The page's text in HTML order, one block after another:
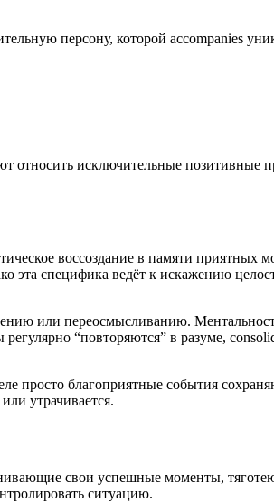
персону, которой accompanies
относить исключительные позитивные
воссоздание в памяти приятных
эта специфика ведёт к искажению
или переосмысливанию.
“повторяются” в разуме,
просто благоприятные события
утрачивается.
свои успешные моменты,
ситуацию.